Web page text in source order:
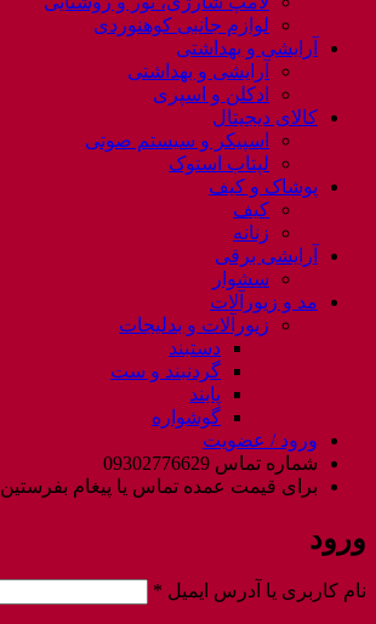
لوازم جانبی کوهنوردی
آرایشی و بهداشتی
آرایشی و بهداشتی
ادکلن و اسپری
کالای دیجیتال
اسپیکر و سیستم صوتی
لپتاب استوک
پوشاک و کیف
کیف
زنانه
آرایشی برقی
سشوار
مد و زیورآلات
زیورآلات و بدلیجات
دستبند
گردنبند و ست
پابند
گوشواره
ورود / عضویت
شماره تماس 09302776629
برای قیمت عمده تماس یا پیغام بفرستین
ورود
نام کاربری یا آدرس ایمیل *